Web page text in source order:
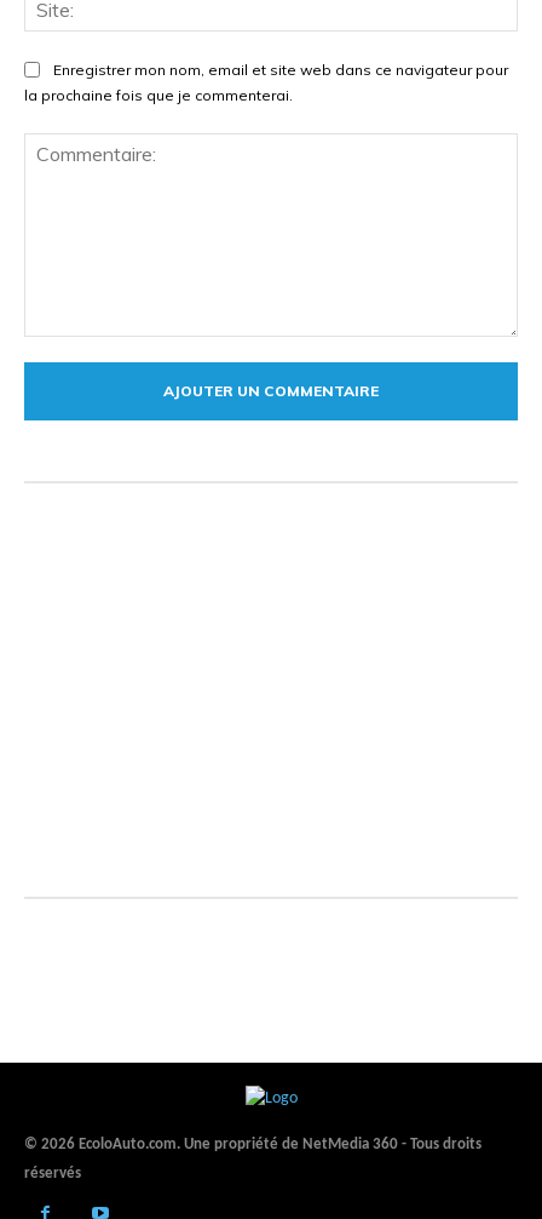
Enregistrer mon nom, email et site web dans ce navigateur pour
la prochaine fois que je commenterai.
© 2026 EcoloAuto.com. Une propriété de NetMedia 360 - Tous droits
réservés